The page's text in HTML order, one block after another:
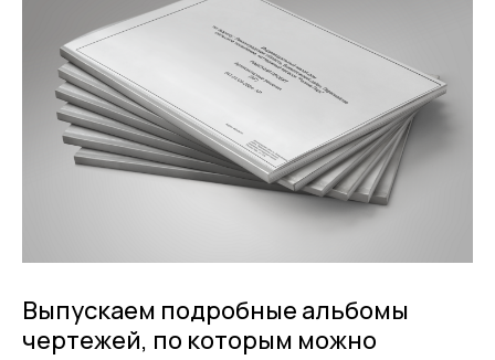
Выпускаем подробные альбомы
чертежей, по которым можно